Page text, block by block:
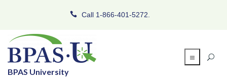
Call 1-866-401-5272.
BPAS University